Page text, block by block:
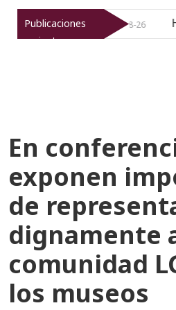
Publicaciones
recientes
06-08-26 Historia y
En
exponen
de
dignamente
comunidad
los museos